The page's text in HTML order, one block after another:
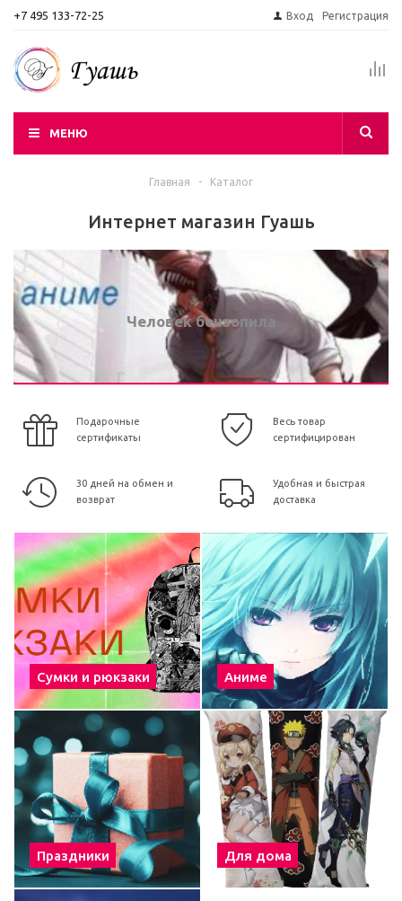
+7 495 133-72-25 Вход Регистрация
МЕНЮ
Главная - Каталог
Интернет магазин Гуашь
Человек бензопила
Подарочные
сертификаты
Весь товар
сертифицирован
30 дней на обмен и
возврат
Удобная и быстрая
доставка
Сумки и рюкзаки Аниме
Праздники Для дома